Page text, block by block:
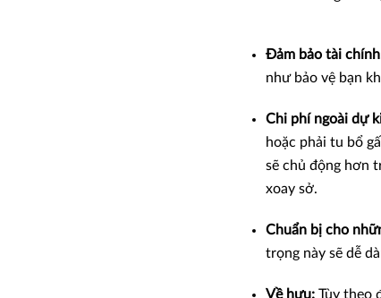
Đảm bảo tài
như bảo vệ bạn
Chi phí ngoài dự
hoặc phải tu bổ
sẽ chủ động hơn
xoay sở.
Chuẩn bị cho
trọng này sẽ dễ
Về hưu:Tùy theo